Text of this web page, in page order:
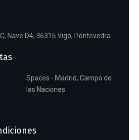
Nave D4, 36315 Vigo, Pontevedra
Spaces - Madrid, Campo de
las Naciones